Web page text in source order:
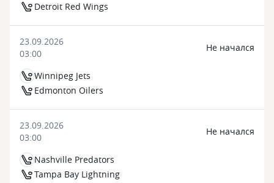
Detroit Red Wings
23.09.2026
03:00
Winnipeg Jets
Edmonton Oilers
Не начался
23.09.2026
03:00
Nashville Predators
Tampa Bay Lightning
Не начался